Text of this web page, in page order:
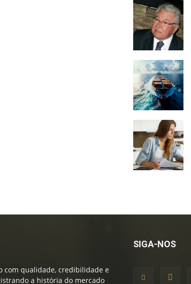
com qualidade, credibilidade e
a história do mercado
SIGA-NOS